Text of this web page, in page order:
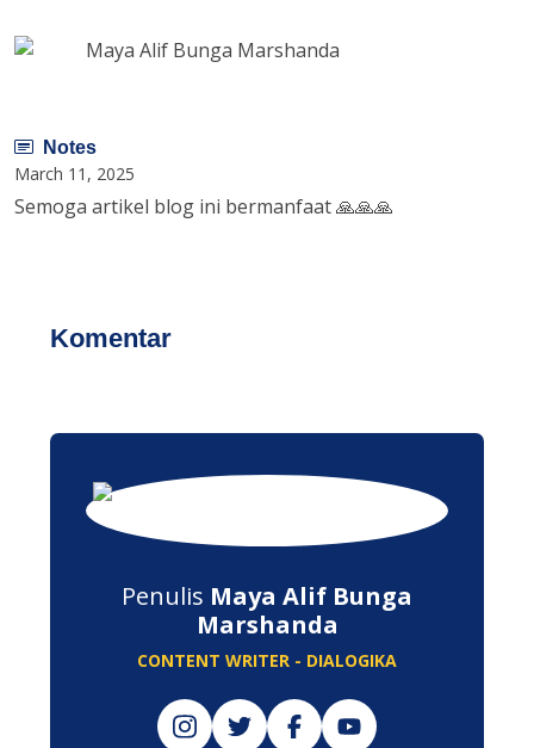
Maya Alif Bunga Marshanda
Notes
March 11, 2025
Semoga artikel blog ini bermanfaat 🙏🙏🙏
Komentar
Penulis Maya Alif Bunga
Marshanda
CONTENT WRITER - DIALOGIKA